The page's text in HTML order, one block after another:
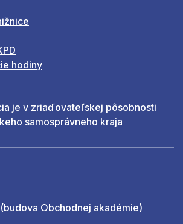
hodiny
je v zriaďovateľskej pôsobnosti
samosprávneho kraja
Obchodnej akadémie)